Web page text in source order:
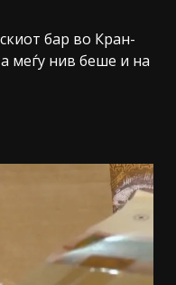
бар во Кран-
меѓу нив беше и на